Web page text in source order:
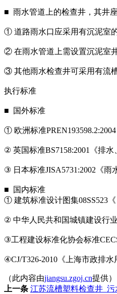
■ 雨水管道上的检查井，其井
① 道路雨水口应采用有沉泥室
② 在雨水管道上需设置沉泥室
③ 其他雨水检查井可采用有流
执行标准
■ 国外标准
① 欧洲标准
② 英国标准BS7158:2001《排水
③ 日本标准JISA5731:2002《雨
■ 国内标准
① 建筑标准设计图集08SS523
② 中华人民共和国城镇建设行
③工程建设标准化协会标准
④CJ/T326-2010《上海市政排水
（此内容由jiangsu.zgoj.cn提供）
上一条 江苏流槽塑料检查井_